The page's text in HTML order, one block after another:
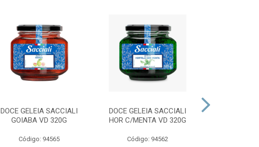
DOCE GELEIA SACCIALI
GOIABA VD 320G
Código: 94565
DOCE GELEIA SACCIALI
HOR C/MENTA VD 320G
Código: 94562